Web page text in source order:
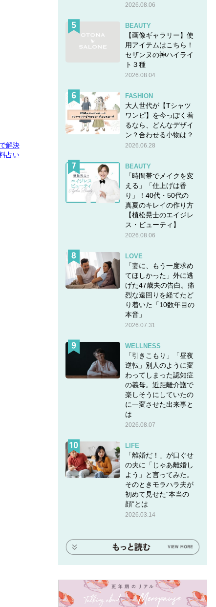
解決
占い
2026.08.06
BEAUTY
【画像ギャラリー】使
用アイテムはこちら！
セザンヌの神ハイライ
ト３種
2026.08.04
FASHION
大人世代が【Tシャツ
ワンピ】を今っぽく着
るなら、どんなデザイ
ン？合わせる小物は？
2026.06.28
BEAUTY
「時間帯でメイクを変
える」「仕上げは香
り」！40代・50代の
真夏のキレイの作り方
【植松晃士のエイジレ
ス・ビューティ】
2026.08.06
LOVE
「妻に、もう一度求め
てほしかった」外に逃
げた47歳夫の告白。痛
烈な遠回りを経てたど
り着いた「10数年目の
本音」
2026.07.31
WELLNESS
「引きこもり」「昼夜
逆転」別人のように変
わってしまった認知症
の義母。近距離介護で
楽しそうにしていたの
に一変させた出来事と
は
2026.08.07
LIFE
「離婚だ！」が口ぐせ
の夫に「じゃあ離婚し
よう」と言ってみた。
そのときモラハラ夫が
初めて見せた“本当の
顔”とは
2026.03.14